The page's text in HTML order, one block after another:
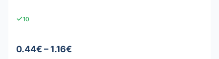
10
0.44€ – 1.16€